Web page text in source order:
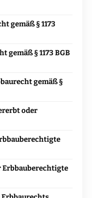
gemäß § 1173
gemäß § 1173 BGB
gemäß §
oder
Erbbauberechtigte